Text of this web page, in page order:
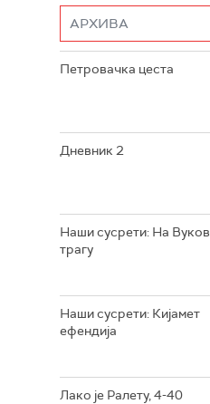
Петровачка цеста
Дневник 2
Наши сусрети: На
трагу
Наши сусрети: Кијамет
ефендија
Лако је Ралету, 4-40